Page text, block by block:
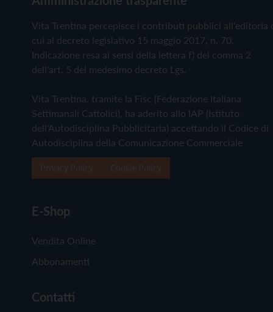
Vita Trentina percepisce i contributi pubblici all'editoria
cui al decreto legislativo 15 maggio 2017, n. 70.
Indicazione resa ai sensi della lettera f) del comma 2
dell'art. 5 del medesimo decreto Lgs.
Vita Trentina, tramite la Fisc (Federazione Italiana
Settimanali Cattolici), ha aderito allo IAP (Istituto
dell'Autodisciplina Pubblicitaria) accettando il Codice di
Autodisciplina della Comunicazione Commerciale
E-Shop
Vendita Online
Abbonamenti
Contatti